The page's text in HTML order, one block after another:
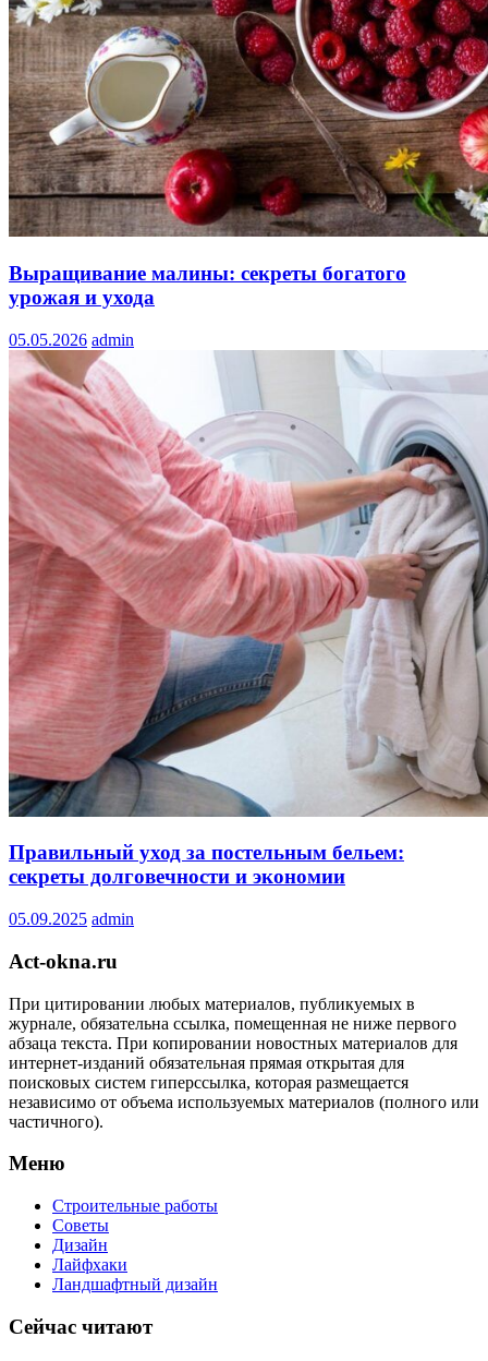
Выращивание малины: секреты богатого
урожая и ухода
05.05.2026 admin
Правильный уход за постельным бельем:
секреты долговечности и экономии
05.09.2025 admin
Act-okna.ru
При цитировании любых материалов, публикуемых в
журнале, обязательна ссылка, помещенная не ниже первого
абзаца текста. При копировании новостных материалов для
интернет-изданий обязательная прямая открытая для
поисковых систем гиперссылка, которая размещается
независимо от объема используемых материалов (полного или
частичного).
Меню
Строительные работы
Советы
Дизайн
Лайфхаки
Ландшафтный дизайн
Сейчас читают